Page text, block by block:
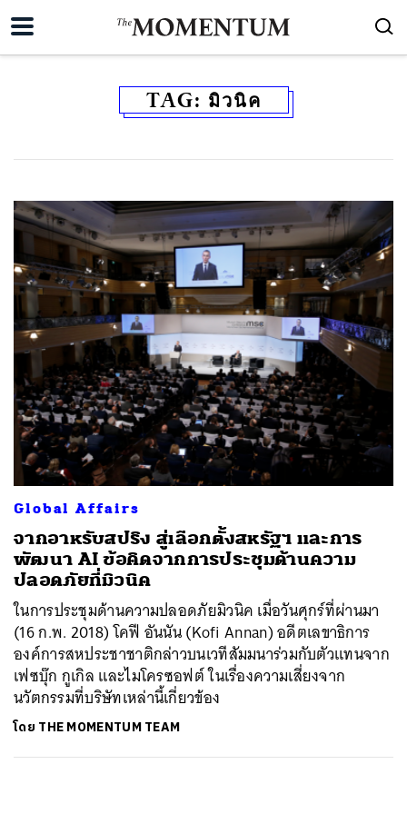
TAG: มิวนิค
Global Affairs
จากอาหรับสปริง สู่เลือกตั้งสหรัฐฯ และการ
พัฒนา AI ข้อคิดจากการประชุมด้านความ
ปลอดภัยที่มิวนิค
ในการประชุมด้านความปลอดภัยมิวนิค เมื่อวันศุกร์ที่ผ่านมา
(16 ก.พ. 2018) โคฟี อันนัน (Kofi Annan) อดีตเลขาธิการ
องค์การสหประชาชาติกล่าวบนเวทีสัมมนาร่วมกับตัวแทนจาก
เฟซบุ๊ก กูเกิล และไมโครซอฟต์ ในเรื่องความเสี่ยงจาก
นวัตกรรมที่บริษัทเหล่านี้เกี่ยวข้อง
โดย THE MOMENTUM TEAM
ค้นหา
SHARE